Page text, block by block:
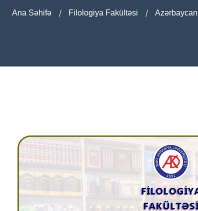
Ana Səhifə Filologiya Fakültəsi Azərbaycan